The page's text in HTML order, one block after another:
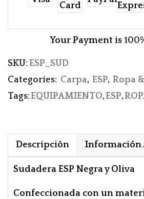
Your Payment is
SKU: ESP_SUD
Categories: Carpa, ESP, Ropa
Tags:EQUIPAMIENTO,ESP,
Descripción Información
Sudadera ESP Negra y Oliva
Confeccionada con un